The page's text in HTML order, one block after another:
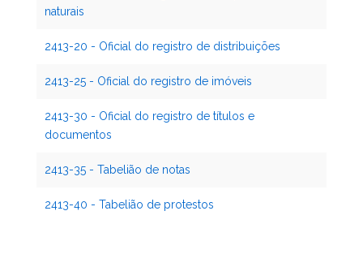
naturais
2413-20 - Oficial do registro de distribuições
2413-25 - Oficial do registro de imóveis
2413-30 - Oficial do registro de títulos e
documentos
2413-35 - Tabelião de notas
2413-40 - Tabelião de protestos